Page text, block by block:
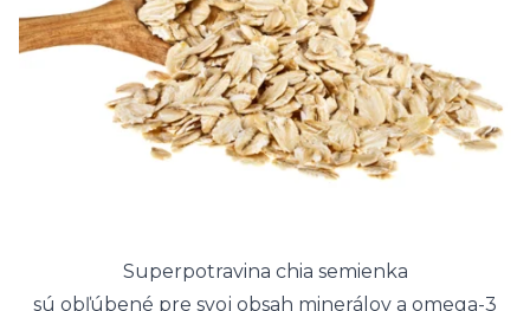
Superpotravina chia semienka
sú obľúbené pre svoj obsah minerálov a omega-3